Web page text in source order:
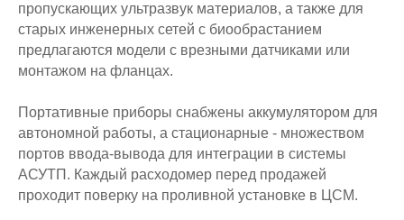
пропускающих ультразвук материалов, а также для
старых инженерных сетей с биообрастанием
предлагаются модели с врезными датчиками или
монтажом на фланцах.
Портативные приборы снабжены аккумулятором для
автономной работы, а стационарные - множеством
портов ввода-вывода для интеграции в системы
АСУТП. Каждый расходомер перед продажей
проходит поверку на проливной установке в ЦСМ.